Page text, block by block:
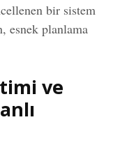
bir sistem
esnek planlama
ve